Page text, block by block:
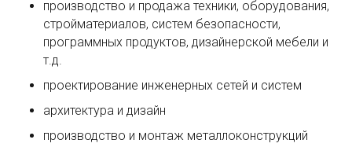
производство и продажа техники, оборудования,
стройматериалов, систем безопасности,
программных продуктов, дизайнерской мебели и
т.д.
проектирование инженерных сетей и систем
архитектура и дизайн
производство и монтаж металлоконструкций